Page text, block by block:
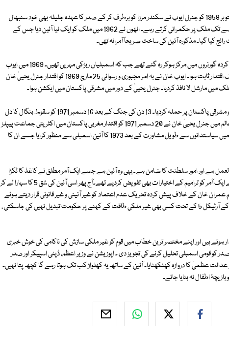
شومئی قسمت دیکھیے کہ صرف 20دن بعد ہی 27 اکتوبر 1958 کو جنرل ایوب نے سکندر مرزا کو برطرف کر کے صدر کا عہدہ جلیلہ بھی خود سنبھال
لیا۔ پھر بلاشرکت غیرے وہ ایک عشرے سے زائد عرصے تک ملک پر حکمرانی کرتے رہے۔ انھوں نے 1962 میں ملک کو ایک نیا آئین دیا جس کے
کیا گیا۔ مذکورہ آئین کی ساخت صریحاً آمرانہ تھی۔
تمام اختیارات اور طاقت صدر کی ذات اور اس کے نامزد کردہ گورنروں میں مرکز ہوکر رہ گئے تھے جب کہ اسمبلیاں ربڑکی مہریں تھیں۔ 1969 میں ایوب
خان نے اپنے اقتدارکا دس سالہ جشن منایا جو جشن مرگ اقتدار ثابت ہوا۔ ایوب خان نے بہ امر مجبوری و رسوائی 25 مارچ 1969 کو اقتدار جنرل یحییٰ خان
موقع سے فائدہ اٹھاتے ہوئے بھارت نے 3 دسمبر 1971 کو مشرقی پاکستان پر حملہ کردیا۔ 13 دن کی جنگ کے بعد 16 دسمبر 1971 کو سقوط بنگال کا دل
خراش سانحہ پیش آیا۔ بددلی، شکست اور مایوسی کے عالم میں جنرل یحییٰ خان نے 20 دسمبر 1971 کو اقتدار مغربی پاکستان میں اکثریتی جماعت پیپلز
پارٹی کے چیئرمین بھٹو کے حوالے کردیا۔ بھٹو نے ملک میں سیاستدانوں سے طویل مشاورت کے بعد 1973 کا آئین اسمبلی سے منظور کرایا جسے ان کا
ہے اور امور سلطنت کا ضامن ہے۔ یہی وہ آئین ہے جسے ایک آمر مطلق نے کاغذ کا ٹکڑا
قرار دیا تھا اور یہی وہ آئین ہے کہ جس میں ایوان عدل نے ایک آمر کو ترامیم کے اختیارات بھی تفویض کردیے تھے۔آج پھر اسی آئین کی شق 5 کا سہارا لے کر
خان کے خلاف پیش کردہ تحریک عدم اعتماد کو غیر آئینی و غیر قانونی قرار دیتے ہوئے
مسترد کردیا۔ انھوں نے اپنی رولنگ میں قرار دیا کہ آئین کے آرٹیکل 5 کے تحت کسی بھی غیر ملکی طاقت کے کہنے پر حکومت تبدیل نہیں کی جاسکتی ،
ہوتے ہیں اور اپنے مختصر ترین خطاب میں قوم کو غیر ملکی سازش کی ناکامی کی خوش خبری
کو قومی اسمبلی تحلیل کرنے کی تجویز دی ۔ اپوزیشن نے وزیر اعظم، ڈپٹی اسپیکر اور صدر
عظمیٰ کا دروازہ کھٹکھٹایا۔ آئین کے ساتھ یہ کھلواڑ کب تک ہوتا رہے گا کچھ پتا نہیں۔
اطفال نہ بنایا جائے۔